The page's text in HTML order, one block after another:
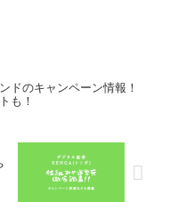
ドのキャンペーン情報！
も！